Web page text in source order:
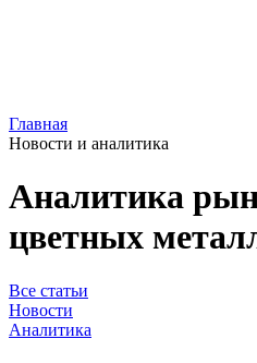
Главная
Новости и аналитика
Аналитика
цветных
Все статьи
Новости
Аналитика